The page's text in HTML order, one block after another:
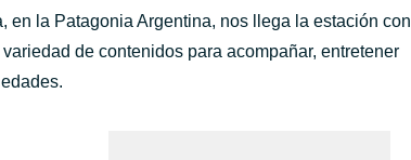
en la Patagonia Argentina, nos llega la estación con
de contenidos para acompañar, entretener